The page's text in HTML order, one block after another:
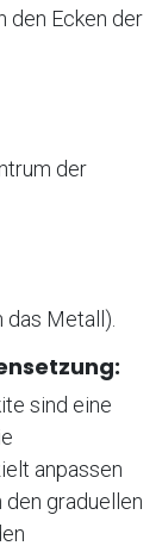
den Ecken der
der
das Metall).
sind eine
anpassen
den graduellen